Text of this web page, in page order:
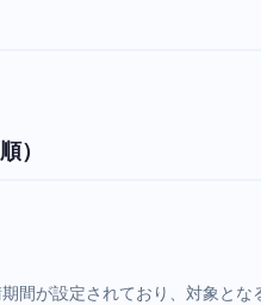
）
間が設定されており、対象とな